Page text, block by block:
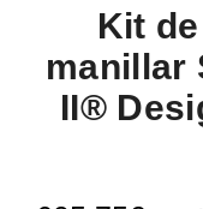
Kit
manillar
II®